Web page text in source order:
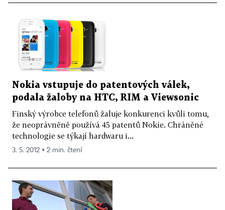
Nokia vstupuje do patentových válek,
podala žaloby na HTC, RIM a Viewsonic
Finský výrobce telefonů žaluje konkurenci kvůli tomu,
že neoprávněně používá 45 patentů Nokie. Chráněné
technologie se týkají hardwaru i...
3. 5. 2012 ▪ 2 min. čtení